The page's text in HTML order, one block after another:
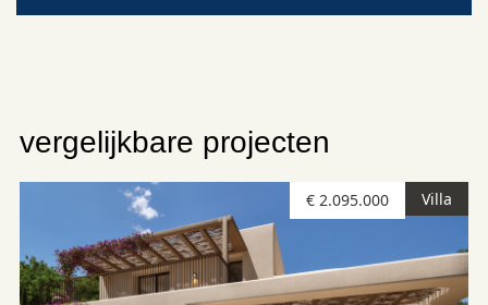
vergelijkbare projecten
Villa
€ 2.095.000